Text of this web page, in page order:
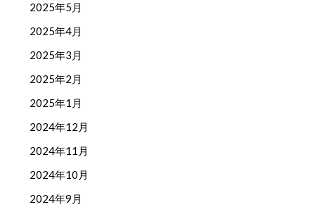
2025年5月
2025年4月
2025年3月
2025年2月
2025年1月
2024年12月
2024年11月
2024年10月
2024年9月